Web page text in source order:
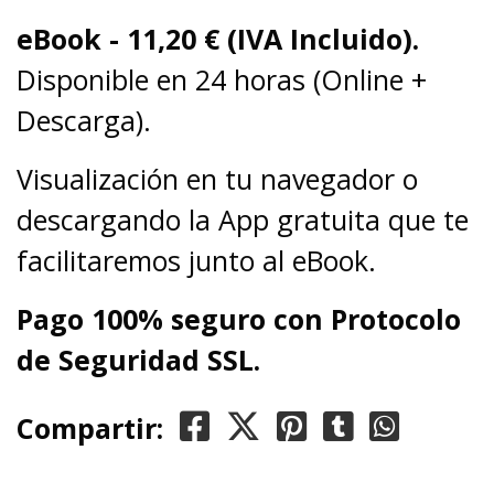
eBook - 11,20 € (IVA Incluido).
Disponible en 24 horas (Online +
Descarga).
Visualización en tu navegador o
descargando la App gratuita que te
facilitaremos junto al eBook.
Pago 100% seguro con Protocolo
de Seguridad SSL.
Compartir: